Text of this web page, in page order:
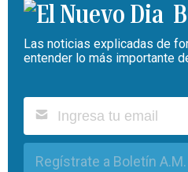
Las noticias explicadas de
entender lo más importante
Regístrate a Boletín A.M.